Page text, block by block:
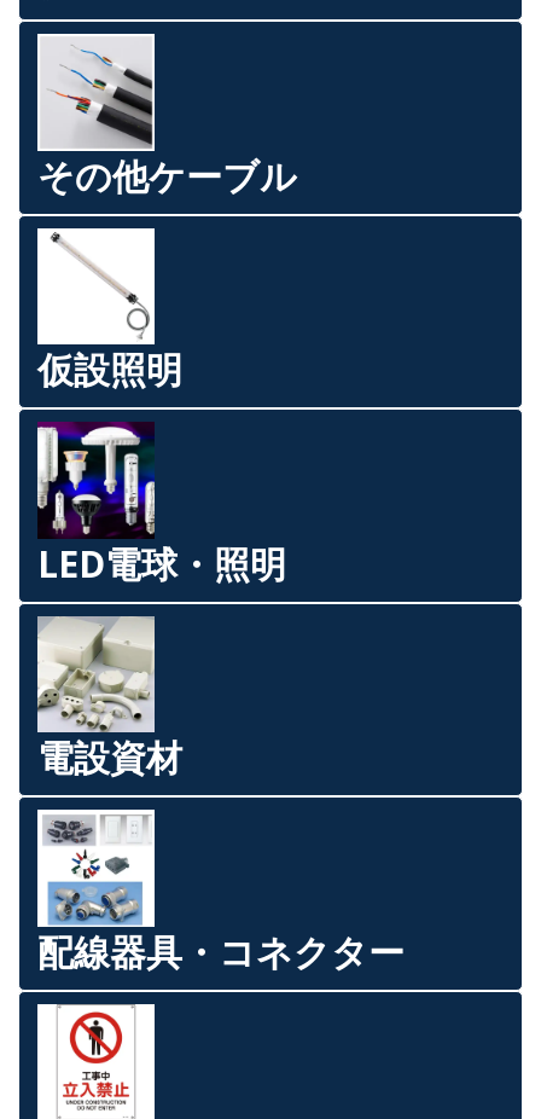
その他ケーブル
仮設照明
LED電球・照明
電設資材
配線器具・コネクター